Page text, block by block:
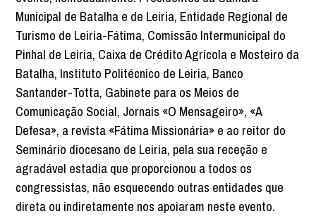
Municipal de Batalha e de Leiria, Entidade Regional de
Turismo de Leiria-Fátima, Comissão Intermunicipal do
Pinhal de Leiria, Caixa de Crédito Agrícola e Mosteiro da
Batalha, Instituto Politécnico de Leiria, Banco
Santander-Totta, Gabinete para os Meios de
Comunicação Social, Jornais «O Mensageiro», «A
Defesa», a revista «Fátima Missionária» e ao reitor do
Seminário diocesano de Leiria, pela sua receção e
agradável estadia que proporcionou a todos os
congressistas, não esquecendo outras entidades que
direta ou indiretamente nos apoiaram neste evento.